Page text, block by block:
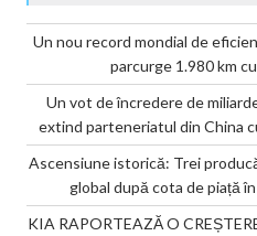
Un nou record mondial de
parcurge 1.980 km
Un vot de încredere de
extind parteneriatul din China
Ascensiune istorică: Trei
global după cota de piață
KIA RAPORTEAZĂ O